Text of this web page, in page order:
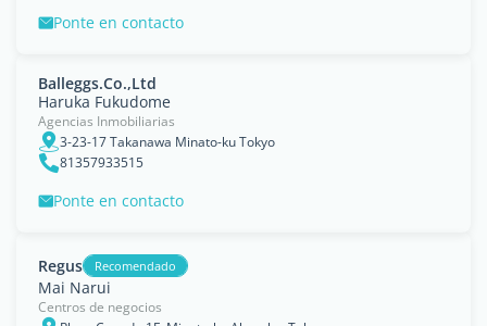
Ponte en contacto
Balleggs.Co.,Ltd
Haruka Fukudome
Agencias Inmobiliarias
3-23-17 Takanawa Minato-ku Tokyo
81357933515
Ponte en contacto
Regus Recomendado
Mai Narui
Centros de negocios